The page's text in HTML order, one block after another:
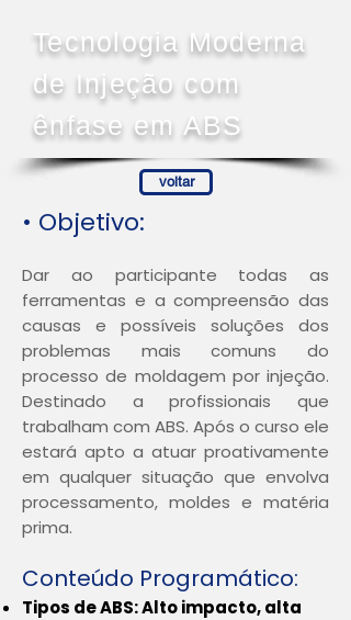
Tecnologia Moderna
de Injeção com
ênfase em ABS
voltar
• Objetivo:
Dar ao participante todas as
ferramentas e a compreensão das
causas e possíveis soluções dos
problemas mais comuns do
processo de moldagem por injeção.
Destinado a profissionais que
trabalham com ABS. Após o curso ele
estará apto a atuar proativamente
em qualquer situação que envolva
processamento, moldes e matéria
prima.
Conteúdo Programático:
Tipos de ABS: Alto impacto, alta